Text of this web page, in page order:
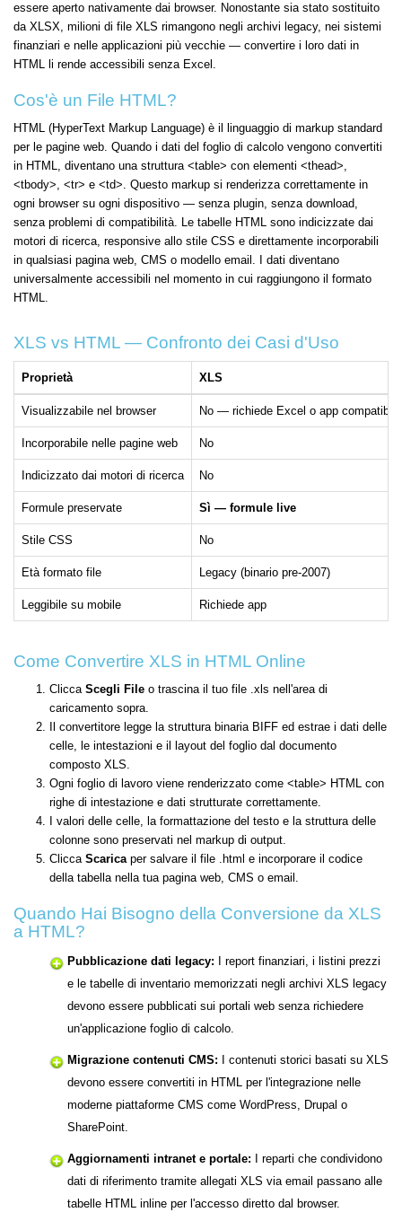
essere aperto nativamente dai browser. Nonostante sia stato sostituito
da XLSX, milioni di file XLS rimangono negli archivi legacy, nei sistemi
finanziari e nelle applicazioni più vecchie — convertire i loro dati in
HTML li rende accessibili senza Excel.
Cos'è un File HTML?
HTML (HyperText Markup Language) è il linguaggio di markup standard
per le pagine web. Quando i dati del foglio di calcolo vengono convertiti
in HTML, diventano una struttura <table> con elementi <thead>,
<tbody>, <tr> e <td>. Questo markup si renderizza correttamente in
ogni browser su ogni dispositivo — senza plugin, senza download,
senza problemi di compatibilità. Le tabelle HTML sono indicizzate dai
motori di ricerca, responsive allo stile CSS e direttamente incorporabili
in qualsiasi pagina web, CMS o modello email. I dati diventano
universalmente accessibili nel momento in cui raggiungono il formato
HTML.
XLS vs HTML — Confronto dei Casi d'Uso
Proprietà XLS
Visualizzabile nel browser No — richiede Excel o app compatibile
Incorporabile nelle pagine web No
Indicizzato dai motori di ricerca No
Formule preservate Sì — formule live
Stile CSS No
Età formato file Legacy (binario pre-2007)
Leggibile su mobile Richiede app
Come Convertire XLS in HTML Online
Clicca Scegli File o trascina il tuo file .xls nell'area di
caricamento sopra.
Il convertitore legge la struttura binaria BIFF ed estrae i dati delle
celle, le intestazioni e il layout del foglio dal documento
composto XLS.
Ogni foglio di lavoro viene renderizzato come <table> HTML con
righe di intestazione e dati strutturate correttamente.
I valori delle celle, la formattazione del testo e la struttura delle
colonne sono preservati nel markup di output.
Clicca Scaricaper salvare il file .html e incorporare il codice
della tabella nella tua pagina web, CMS o email.
Quando Hai Bisogno della Conversione da XLS
a HTML?
Pubblicazione dati legacy: I report finanziari, i listini prezzi
e le tabelle di inventario memorizzati negli archivi XLS legacy
devono essere pubblicati sui portali web senza richiedere
un'applicazione foglio di calcolo.
Migrazione contenuti CMS: I contenuti storici basati su XLS
devono essere convertiti in HTML per l'integrazione nelle
moderne piattaforme CMS come WordPress, Drupal o
SharePoint.
Aggiornamenti intranet e portale: I reparti che condividono
dati di riferimento tramite allegati XLS via email passano alle
tabelle HTML inline per l'accesso diretto dal browser.